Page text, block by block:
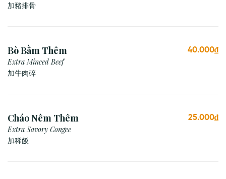
加豬排骨
Bò Bằm Thêm
Extra Minced Beef
加牛肉碎
40.000₫
Cháo Nêm Thêm
Extra Savory Congee
加稀飯
25.000₫